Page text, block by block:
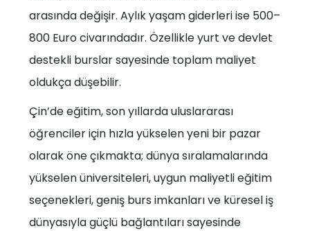
arasında değişir. Aylık yaşam giderleri ise 500–
800 Euro civarındadır. Özellikle yurt ve devlet
destekli burslar sayesinde toplam maliyet
oldukça düşebilir.
Çin’de eğitim, son yıllarda uluslararası
öğrenciler için hızla yükselen yeni bir pazar
olarak öne çıkmakta; dünya sıralamalarında
yükselen üniversiteleri, uygun maliyetli eğitim
seçenekleri, geniş burs imkanları ve küresel iş
dünyasıyla güçlü bağlantıları sayesinde